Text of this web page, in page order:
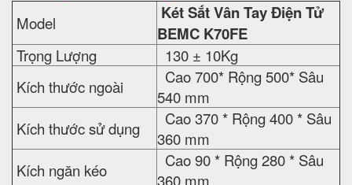
Model
Két Sắt Vân Tay Điện Tử
BEMC K70FE
Trọng Lượng
130 ± 10Kg
Kích thước ngoài
Cao 700* Rộng 500* Sâu
540 mm
Kích thước sử dụng
Cao 370 * Rộng 400 * Sâu
360 mm
Kích ngăn kéo
Cao 90 * Rộng 280 * Sâu
360 mm